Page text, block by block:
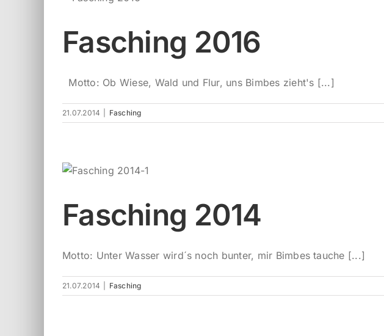
Fasching 2016
Motto: Ob Wiese, Wald und Flur, uns Bimbes zieht's [...]
21.07.2014 Fasching
Fasching 2014
Motto: Unter Wasser wird´s noch bunter, mir Bimbes tauche [...]
21.07.2014 Fasching